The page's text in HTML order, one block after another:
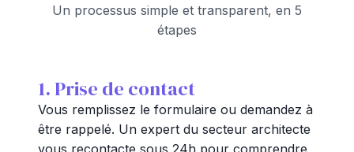
Un processus simple et transparent, en 5
étapes
1. Prise de contact
Vous remplissez le formulaire ou demandez à
être rappelé. Un expert du secteur architecte
vous recontacte sous 24h pour comprendre